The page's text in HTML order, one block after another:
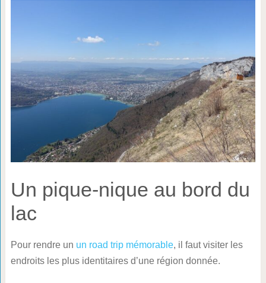
Un pique-nique au bord du
lac
Pour rendre un un road trip mémorable, il faut visiter les
endroits les plus identitaires d’une région donnée.